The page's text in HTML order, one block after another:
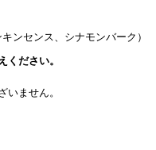
ンセンス、シナモンバーク）
ださい。
ません。